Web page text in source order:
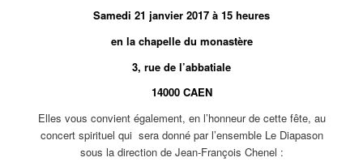
Samedi 21 janvier 2017 à 15 heures
en la chapelle du monastère
3, rue de l’abbatiale
14000 CAEN
Elles vous convient également, en l’honneur de cette fête, au
concert spirituel qui sera donné par l’ensemble Le Diapason
sous la direction de Jean-François Chenel :